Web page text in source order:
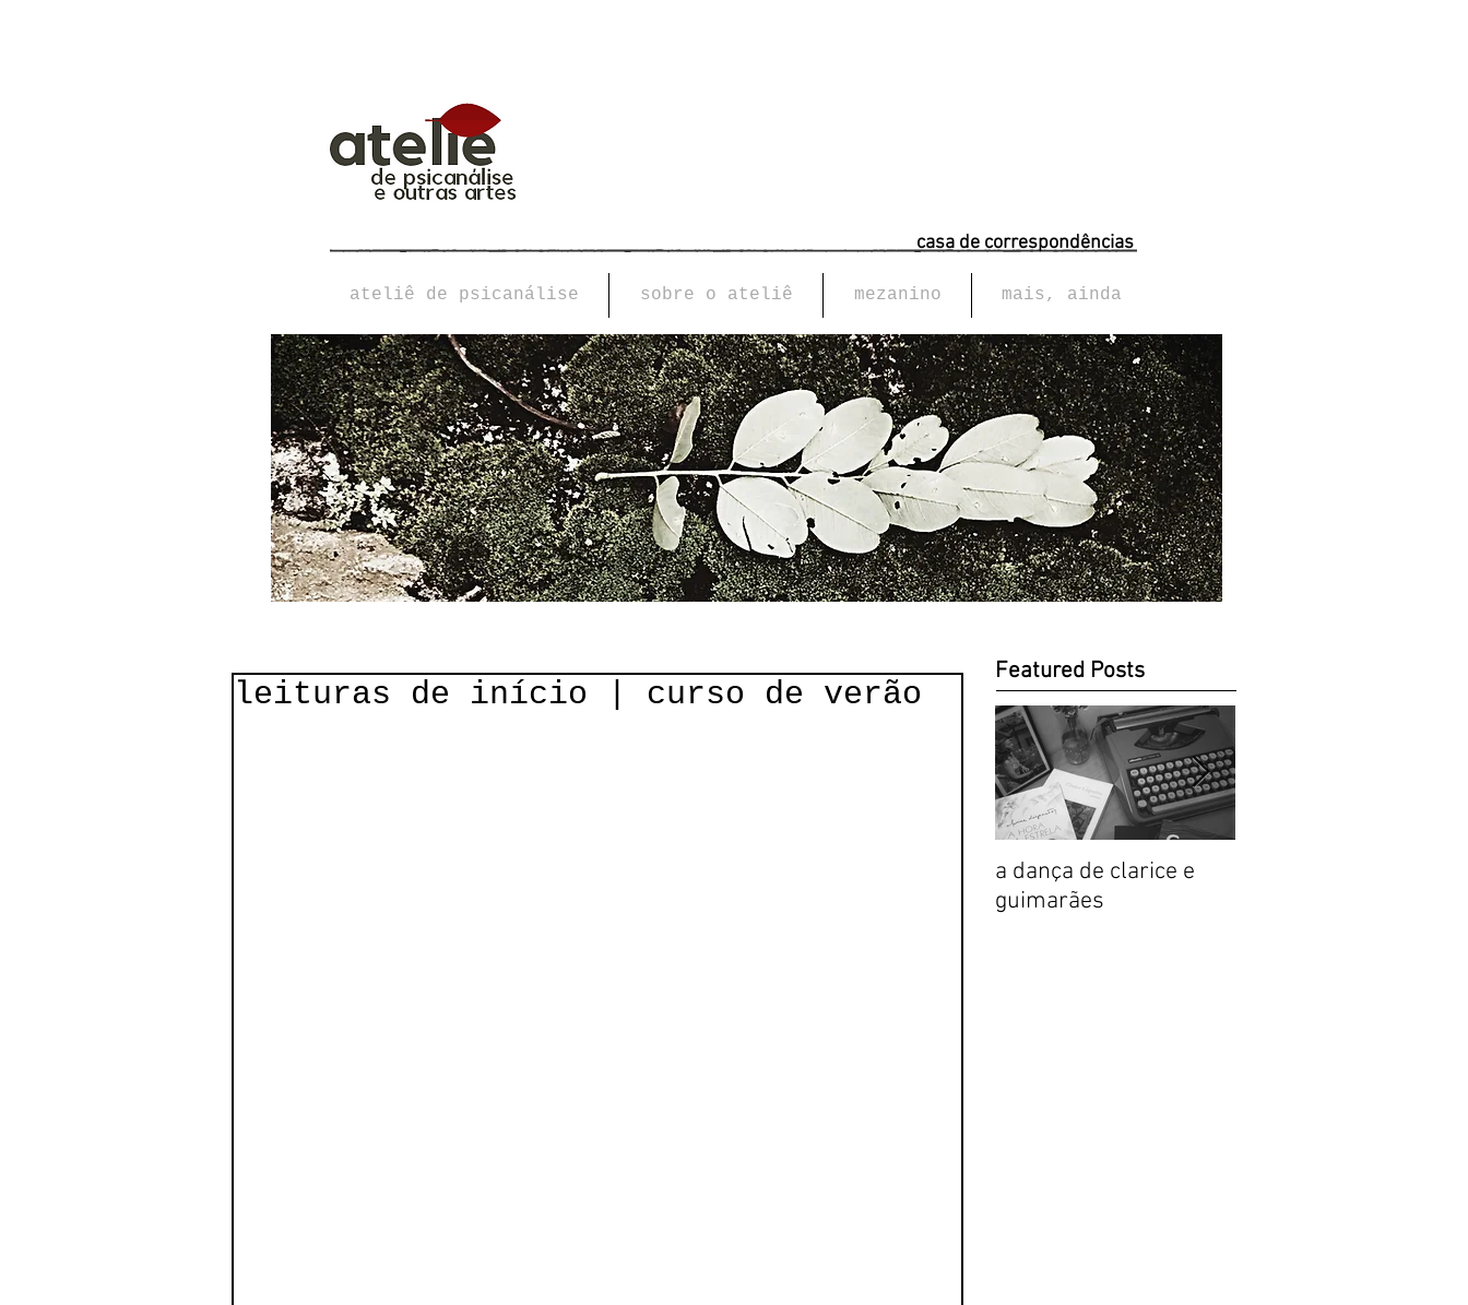
casa de correspondências
ateliê de psicanálise sobre o ateliê mezanino mais, ainda
leituras de início | curso de verão
Featured Posts
a dança de clarice e
guimarães